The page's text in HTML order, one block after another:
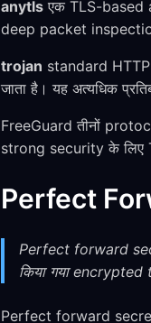
anytls एक TLS-based
deep packet
trojan standard
जाता है। यह अत्यधिक
FreeGuard तीनों
strong security के लिए
Perfect
Perfect forward
किया गया
Perfect forward